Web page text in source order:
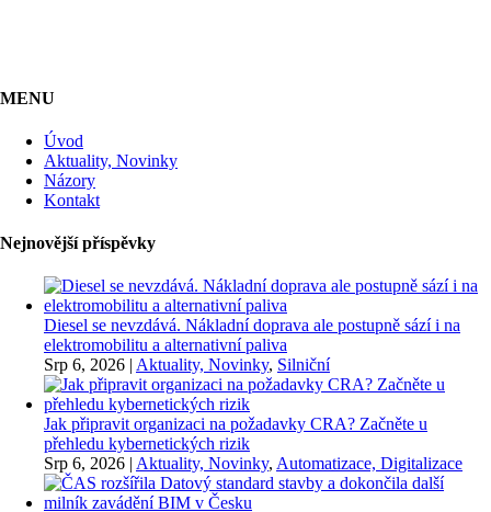
MENU
Úvod
Aktuality, Novinky
Názory
Kontakt
Nejnovější příspěvky
Diesel se nevzdává. Nákladní doprava ale postupně sází i na
elektromobilitu a alternativní paliva
Srp 6, 2026 | Aktuality, Novinky, Silniční
Jak připravit organizaci na požadavky CRA? Začněte u
přehledu kybernetických rizik
Srp 6, 2026 | Aktuality, Novinky, Automatizace, Digitalizace